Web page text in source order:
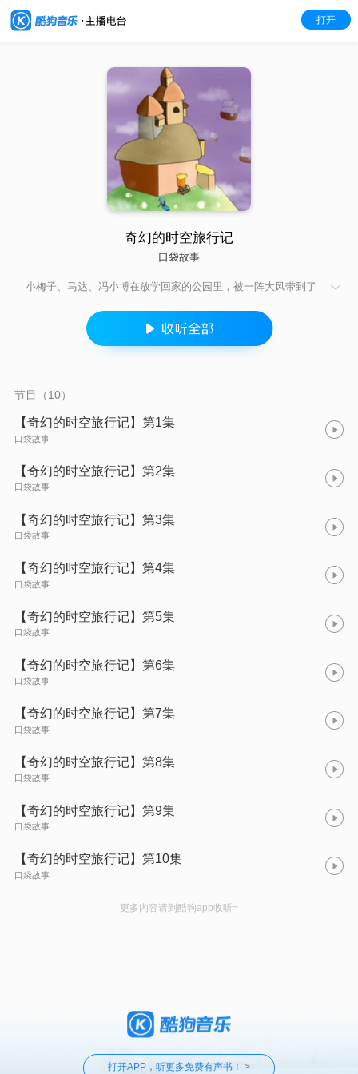
打开
奇幻的时空旅行记
口袋故事
小梅子、马达、冯小博在放学回家的公园里，被一阵大风带到了
他们许多好吃的，但是他们必须帮助风婆婆打理花园和果园，直
到花儿开花，果树结果，他们才能回家。在那个奇异的空间里，
他们智斗树妖，救助灰雀王，勇闯恐怖山，拥有了一段充实惊险
节目（10）
【奇幻的时空旅行记】第1集
口袋故事
【奇幻的时空旅行记】第2集
口袋故事
【奇幻的时空旅行记】第3集
口袋故事
【奇幻的时空旅行记】第4集
口袋故事
【奇幻的时空旅行记】第5集
口袋故事
【奇幻的时空旅行记】第6集
口袋故事
【奇幻的时空旅行记】第7集
口袋故事
【奇幻的时空旅行记】第8集
口袋故事
【奇幻的时空旅行记】第9集
口袋故事
【奇幻的时空旅行记】第10集
口袋故事
更多内容请到酷狗app收听~
打开APP，听更多免费有声书！ >